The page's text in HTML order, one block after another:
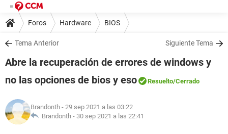
Foros Hardware BIOS
Tema Anterior Siguiente Tema
Abre la recuperación de errores de windows y
no las opciones de bios y eso
Resuelto/Cerrado
Brandonth - 29 sep 2021 a las 03:22
Brandonth - 30 sep 2021 a las 22:41